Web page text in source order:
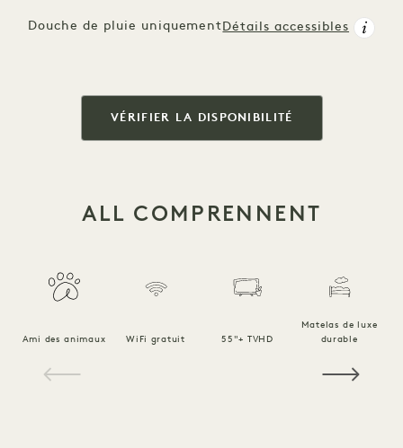
Douche de pluie uniquement Détails accessibles
VÉRIFIER LA DISPONIBILITÉ
ALL COMPRENNENT
Ami des animaux WiFi gratuit 55"+ TVHD
Matelas de luxe
durable